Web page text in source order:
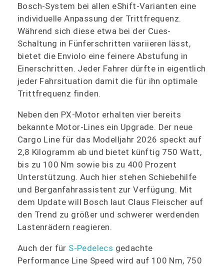
Bosch-System bei allen eShift-Varianten eine
individuelle Anpassung der Trittfrequenz.
Während sich diese etwa bei der Cues-
Schaltung in Fünferschritten variieren lässt,
bietet die Enviolo eine feinere Abstufung in
Einerschritten. Jeder Fahrer dürfte in eigentlich
jeder Fahrsituation damit die für ihn optimale
Trittfrequenz finden.
Neben den PX-Motor erhalten vier bereits
bekannte Motor-Lines ein Upgrade. Der neue
Cargo Line für das Modelljahr 2026 speckt auf
2,8 Kilogramm ab und bietet künftig 750 Watt,
bis zu 100 Nm sowie bis zu 400 Prozent
Unterstützung. Auch hier stehen Schiebehilfe
und Berganfahrassistent zur Verfügung. Mit
dem Update will Bosch laut Claus Fleischer auf
den Trend zu größer und schwerer werdenden
Lastenrädern reagieren.
Auch der für S-Pedelecs gedachte
Performance Line Speed wird auf 100 Nm, 750